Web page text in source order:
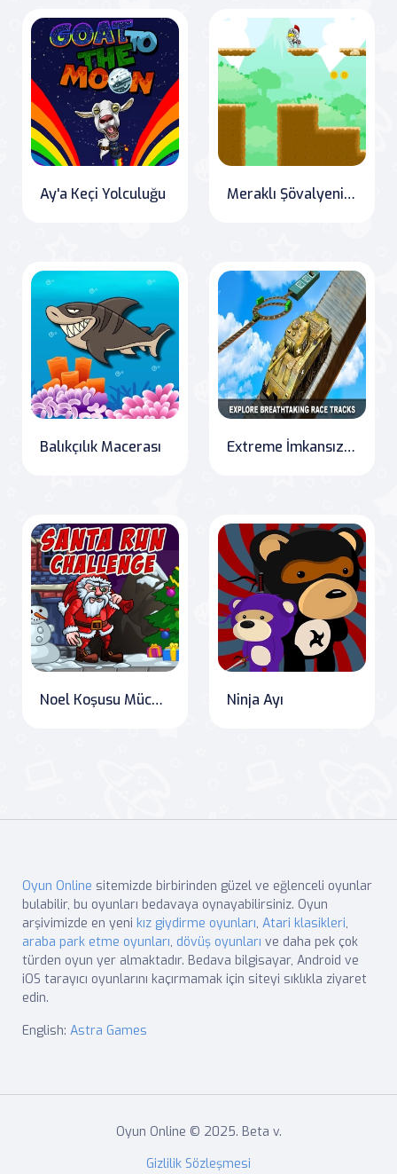
Ay'a Keçi Yolculuğu Meraklı Şövalyenin Macerası
Balıkçılık Macerası Extreme İmkansız Ordu Savaş Tankı Park Etme
Noel Koşusu Mücadelesi Ninja Ayı
Oyun Online sitemizde birbirinden güzel ve eğlenceli oyunlar
bulabilir, bu oyunları bedavaya oynayabilirsiniz. Oyun
arşivimizde en yeni kız giydirme oyunları, Atari klasikleri,
araba park etme oyunları, dövüş oyunları ve daha pek çok
türden oyun yer almaktadır. Bedava bilgisayar, Android ve
iOS tarayıcı oyunlarını kaçırmamak için siteyi sıklıkla ziyaret
edin.
English: Astra Games
Oyun Online © 2025. Beta v.
Gizlilik Sözleşmesi